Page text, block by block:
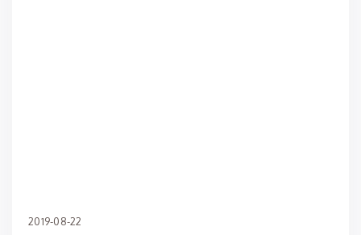
2019-08-22